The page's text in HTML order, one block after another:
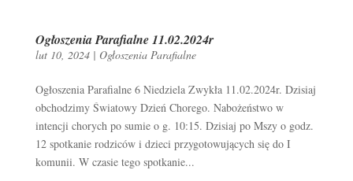
Ogłoszenia Parafialne 11.02.2024r
lut 10, 2024| Ogłoszenia Parafialne
Ogłoszenia Parafialne 6 Niedziela Zwykła 11.02.2024r. Dzisiaj
obchodzimy Światowy Dzień Chorego. Nabożeństwo w
intencji chorych po sumie o g. 10:15. Dzisiaj po Mszy o godz.
12 spotkanie rodziców i dzieci przygotowujących się do I
komunii. W czasie tego spotkanie...